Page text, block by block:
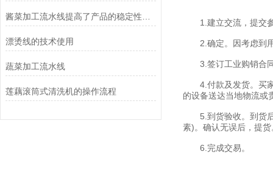
漂烫线的技术使用
蔬菜加工流水线
莲藕滚筒式清洗机的操作流程
1.建立交流，提交参
2.确定。因考虑到用
3.签订工业购销合同
4.付款及发货。买家
的设备送达当地物流或
5.到货验收。到货后
素)。确认无误后，提货
6.完成交易。